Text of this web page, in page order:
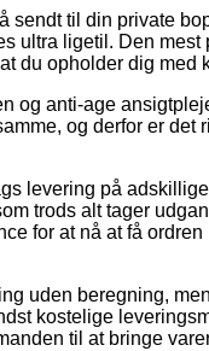
til din private
ultra ligetil. Den
du opholder dig med
og anti-age
og derfor er det
levering på
trods alt tager
for at nå at få
uden beregning,
kostelige
til at bringe